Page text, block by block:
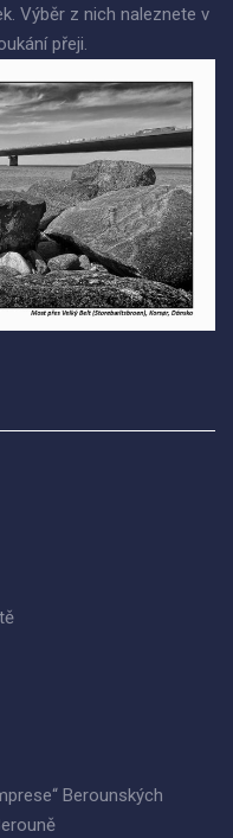
Výběr z nich naleznete v
přeji.
Berounských